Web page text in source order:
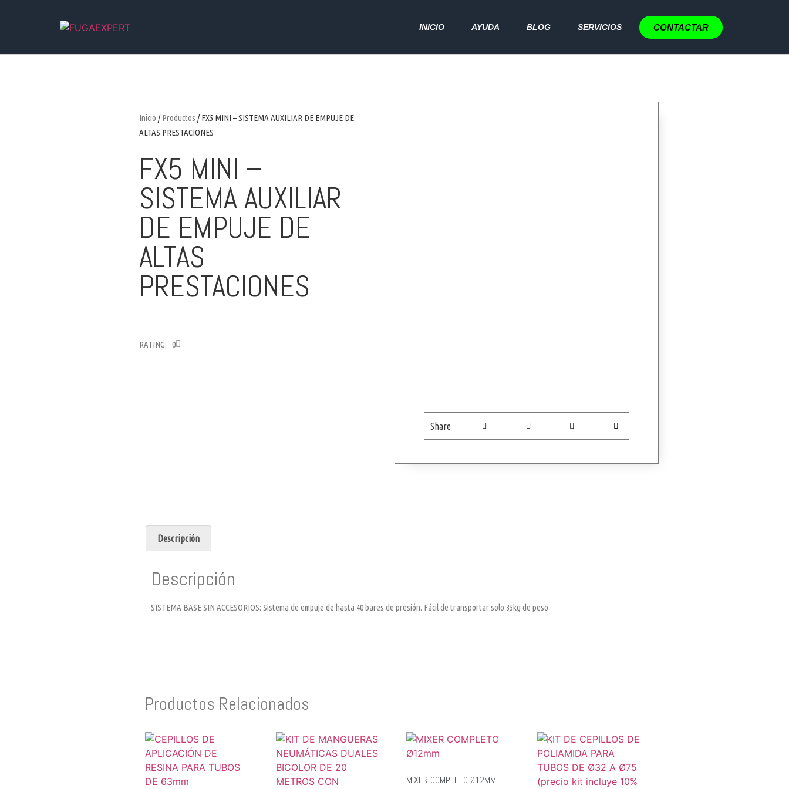
INICIO AYUDA BLOG SERVICIOS CONTACTAR
Inicio /Productos / FX5 MINI – SISTEMA AUXILIAR DE EMPUJE DE
ALTAS PRESTACIONES
FX5 MINI –
SISTEMA AUXILIAR
DE EMPUJE DE
ALTAS
PRESTACIONES
RATING: 0
Share
Descripción
Descripción
SISTEMA BASE SIN ACCESORIOS: Sistema de empuje de hasta 40 bares de presión. Fácil de transportar solo 35kg de peso
Productos Relacionados
MIXER COMPLETO Ø12MM